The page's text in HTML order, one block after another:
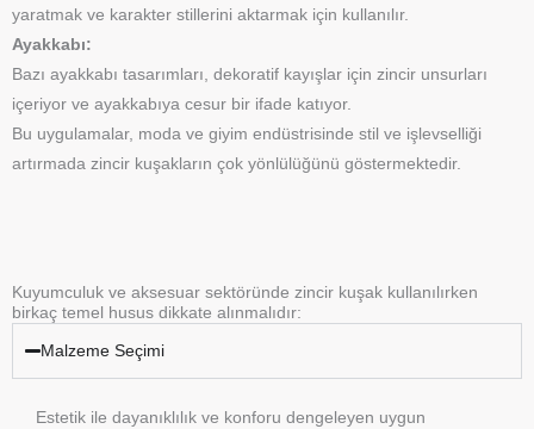
yaratmak ve karakter stillerini aktarmak için kullanılır.
Ayakkabı:
Bazı ayakkabı tasarımları, dekoratif kayışlar için zincir unsurları
içeriyor ve ayakkabıya cesur bir ifade katıyor.
Bu uygulamalar, moda ve giyim endüstrisinde stil ve işlevselliği
artırmada zincir kuşakların çok yönlülüğünü göstermektedir.
Kuyumculuk ve aksesuar sektöründe zincir kuşak kullanılırken
birkaç temel husus dikkate alınmalıdır:
Malzeme Seçimi
Estetik ile dayanıklılık ve konforu dengeleyen uygun